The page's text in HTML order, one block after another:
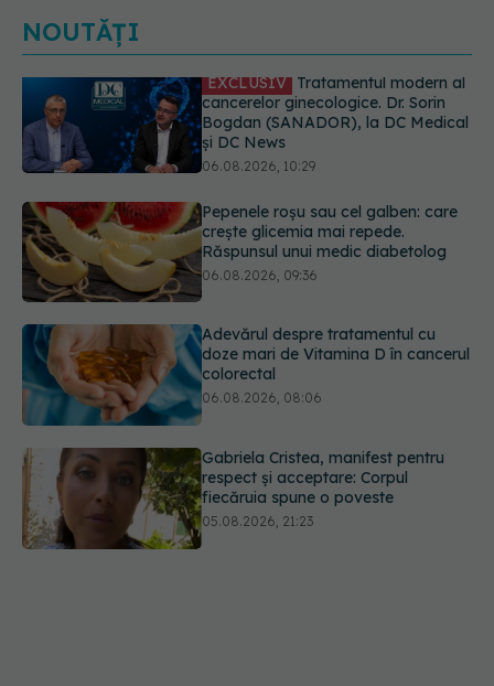
NOUTĂȚI
EXCLUSIV Tratamentul modern al
cancerelor ginecologice. Dr. Sorin
Bogdan (SANADOR), la DC Medical
și DC News
Pepenele roșu sau cel galben: care
crește glicemia mai repede.
Răspunsul unui medic diabetolog
Adevărul despre tratamentul cu
doze mari de Vitamina D în cancerul
colorectal
Gabriela Cristea, manifest pentru
respect și acceptare: Corpul
fiecăruia spune o poveste